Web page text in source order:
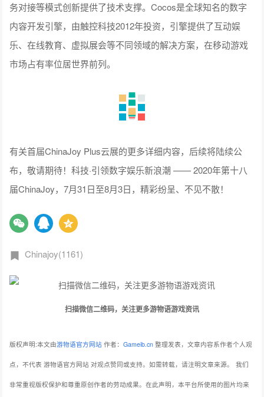
务对接等模式创新提供了技术支撑。Cocos是全球知名的数字
内容开发引擎，由触控科技2012年投资，引擎提供了互动娱
乐、在线教育、虚拟展会等不同领域的解决方案，在移动游戏
市场占有率位居世界前列。
有关首届ChinaJoy Plus云展的更多详细内容，后续将陆续公
布，敬请期待！科技·引领数字娱乐新浪潮 —— 2020年第十八
届ChinaJoy，7月31日至8月3日，精彩纷呈、不见不散！
Chinajoy(1161)
扫描微信二维码，关注更多游物语游戏资讯
版权声明:本文由游物语官方网站 作者：Gameib.cn 整理发表，文章内容系作者个人观
点，不代表 游物语官方网站 对观点赞同或支持。如需转载，请注明文章来源。 我们
非常重视版权保护和尊重原创作者的劳动成果。在此声明，本平台所使用的图片均来